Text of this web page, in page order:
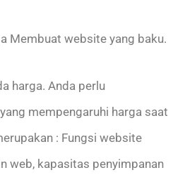
Membuat website yang baku.
harga. Anda perlu
mempengaruhi harga saat
: Fungsi website
web, kapasitas penyimpanan